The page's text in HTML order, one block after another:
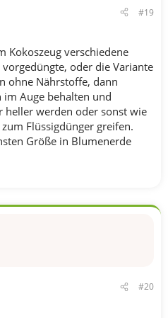
#19
Kokoszeug verschiedene
oder die Variante
ohne Nährstoffe, dann
im Auge behalten und
heller werden oder sonst wie
Flüssigdünger greifen.
Größe in Blumenerde
#20